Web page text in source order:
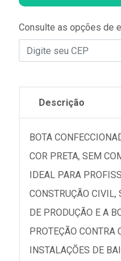
Consulte as opções de
Descrição
BOTA
COR PRETA, SEM
IDEAL PARA
CONSTRUÇÃO CIVIL,
DE PRODUÇÃO E A
PROTEÇÃO CONTRA
INSTALAÇÕES DE